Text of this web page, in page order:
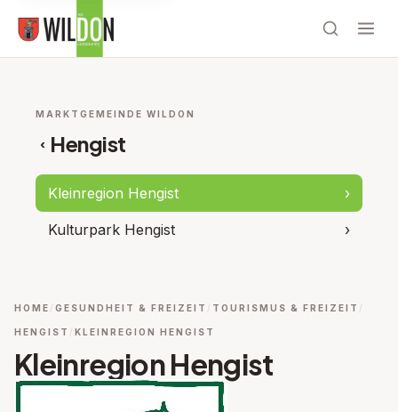
MARKTGEMEINDE WILDON
‹ Hengist
Kleinregion Hengist ›
Kulturpark Hengist ›
HOME GESUNDHEIT & FREIZEIT TOURISMUS & FREIZEIT
HENGIST KLEINREGION HENGIST
Kleinregion Hengist